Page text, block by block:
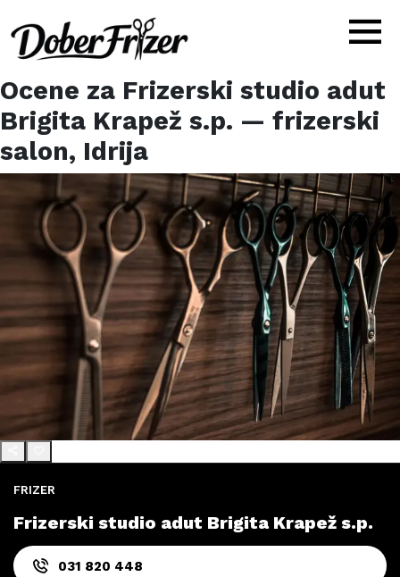
Ocene za Frizerski studio adut
Brigita Krapež s.p. — frizerski
salon, Idrija
FRIZER
Frizerski studio adut Brigita Krapež s.p.
031 820 448